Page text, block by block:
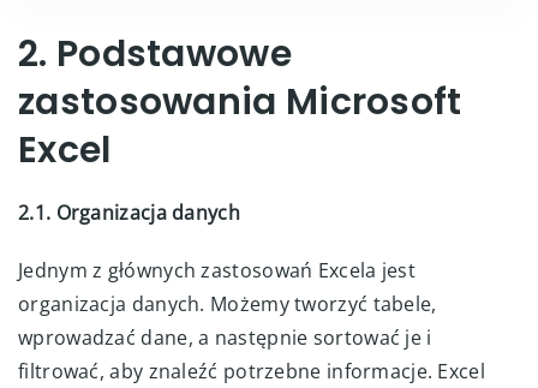
2. Podstawowe
zastosowania Microsoft
Excel
2.1. Organizacja danych
Jednym z głównych zastosowań Excela jest
organizacja danych. Możemy tworzyć tabele,
wprowadzać dane, a następnie sortować je i
filtrować, aby znaleźć potrzebne informacje. Excel